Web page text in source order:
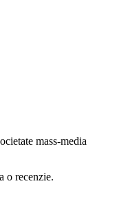
mass-media
o recenzie.